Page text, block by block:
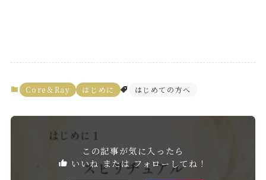
Core＆Ray はじめに はじめての方へ
この記事が気に入ったら
いいね または フォローしてね！